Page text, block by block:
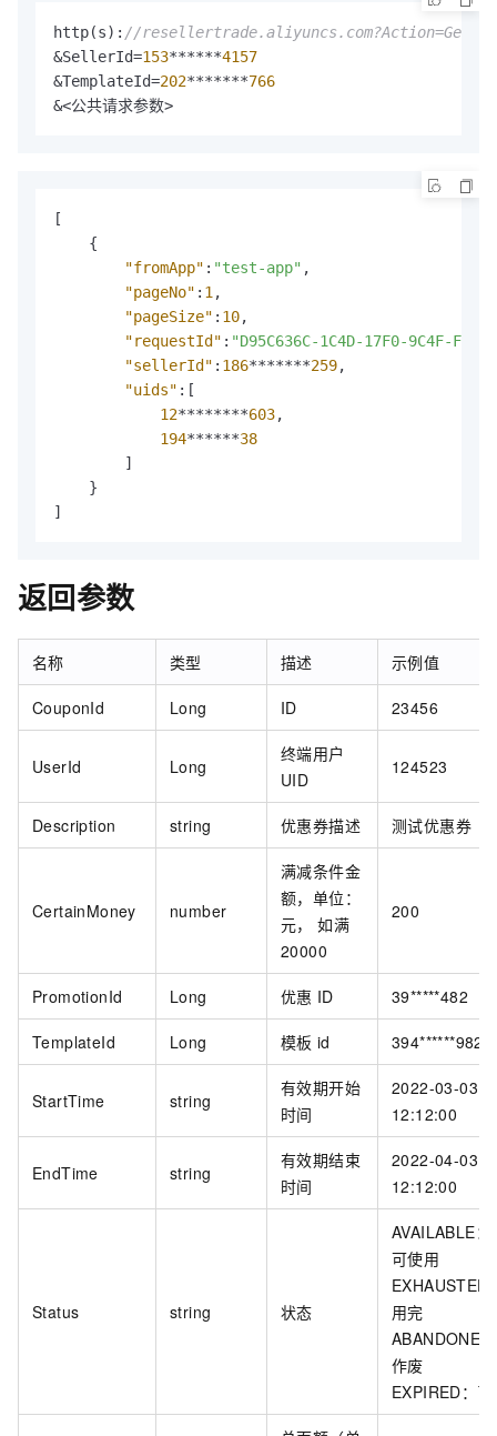
http(s) : //
&SellerId=153******4157
&TemplateId=202*******766
&<公共请求参数>
[
{
"fromApp" : "test-app" ,
"pageNo" : 1 ,
"pageSize" : 10,
"requestId" : "D95C636C-1C4D-17F0-9C4F-
"sellerId" : 186*******259,
"uids" : [
12********603,
194******38
]
}
]
返回参数
名称 类型 描述 示例值
CouponId Long ID 23456
UserId Long
终端用户
UID
124523
Description string 优惠券描述 测试优惠券
CertainMoney number
满减条件金
额，单位：
元， 如满
20000
200
PromotionId Long 优惠 ID 39*****482
TemplateId Long 模板 id 394******982
StartTime string
有效期开始
时间
2022-03-03
12:12:00
EndTime string
有效期结束
时间
2022-04-03
12:12:00
Status string 状态
AVAILABLE：
可使用
EXHAUSTED
用完
ABANDONED
作废
EXPIRED：